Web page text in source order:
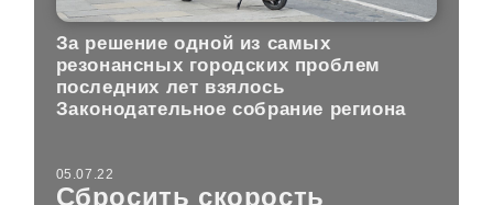
За решение одной из самых
резонансных городских проблем
последних лет взялось
Законодательное собрание региона
05.07.22
Сбросить скорость